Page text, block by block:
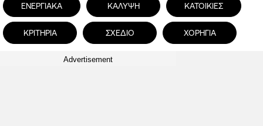
ΕΝΕΡΓΙΑΚΑ ΚΑΛΥΨΗ ΚΑΤΟΙΚΙΕΣ
ΚΡΙΤΗΡΙΑ ΣΧΕΔΙΟ ΧΟΡΗΓΙΑ
Advertisement